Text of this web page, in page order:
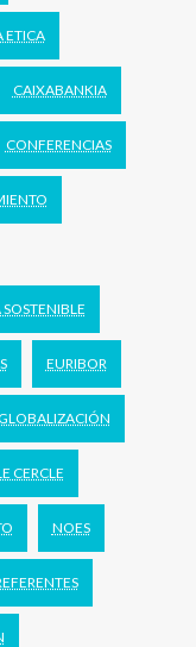
ETICA
CAIXABANKIA
CONFERENCIAS
EURIBOR
CERCLE
NOES